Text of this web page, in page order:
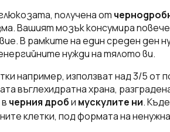
получена от
Вашият мозък консумира
В рамките на един среден ден
нужди на тялото ви.
например, използват над 3/5 от
въглехидратна храна,
черния дроби мускулите ни.
клетки, под формата на